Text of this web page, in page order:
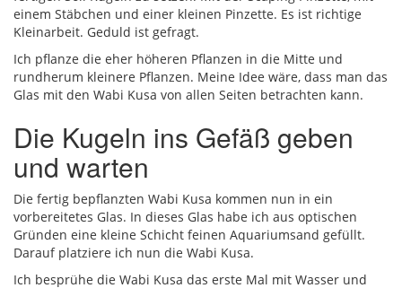
einem Stäbchen und einer kleinen Pinzette. Es ist richtige
Kleinarbeit. Geduld ist gefragt.
Ich pflanze die eher höheren Pflanzen in die Mitte und
rundherum kleinere Pflanzen. Meine Idee wäre, dass man das
Glas mit den Wabi Kusa von allen Seiten betrachten kann.
Die Kugeln ins Gefäß geben
und warten
Die fertig bepflanzten Wabi Kusa kommen nun in ein
vorbereitetes Glas. In dieses Glas habe ich aus optischen
Gründen eine kleine Schicht feinen Aquariumsand gefüllt.
Darauf platziere ich nun die Wabi Kusa.
Ich besprühe die Wabi Kusa das erste Mal mit Wasser und